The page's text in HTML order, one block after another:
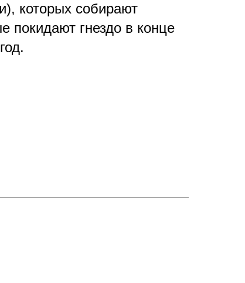
которых собирают
покидают гнездо в конце